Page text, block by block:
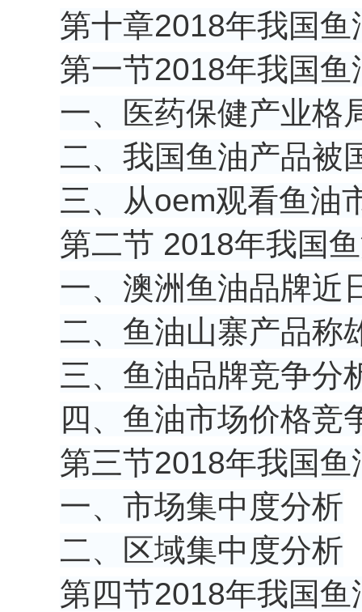
第十章2018年我国
第一节2018年我国
一、医药保健产业格
二、我国鱼油产品被
三、从oem观看鱼油
第二节 2018年我国
一、澳洲鱼油品牌近
二、鱼油山寨产品称
三、鱼油品牌竞争分
四、鱼油市场价格竞
第三节2018年我国
一、市场集中度分析
二、区域集中度分析
第四节2018年我国